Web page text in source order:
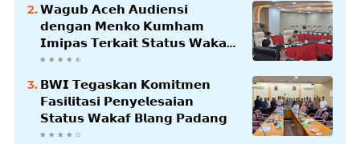
𝗪𝗮𝗴𝘂𝗯 𝗔𝗰𝗲𝗵 𝗔𝘂𝗱𝗶𝗲𝗻𝘀𝗶
𝗱𝗲𝗻𝗴𝗮𝗻 𝗠𝗲𝗻𝗸𝗼 𝗞𝘂𝗺𝗵𝗮𝗺
𝗜𝗺𝗶𝗽𝗮𝘀 𝗧𝗲𝗿𝗸𝗮𝗶𝘁 𝗦𝘁𝗮𝘁𝘂𝘀 𝗪𝗮𝗸𝗮𝗳
𝗕𝗹𝗮𝗻𝗴𝗽𝗮𝗱𝗮𝗻𝗴
𝗕𝗪𝗜 𝗧𝗲𝗴𝗮𝘀𝗸𝗮𝗻 𝗞𝗼𝗺𝗶𝘁𝗺𝗲𝗻
𝗙𝗮𝘀𝗶𝗹𝗶𝘁𝗮𝘀𝗶 𝗣𝗲𝗻𝘆𝗲𝗹𝗲𝘀𝗮𝗶𝗮𝗻
𝗦𝘁𝗮𝘁𝘂𝘀 𝗪𝗮𝗸𝗮𝗳 𝗕𝗹𝗮𝗻𝗴 𝗣𝗮𝗱𝗮𝗻𝗴